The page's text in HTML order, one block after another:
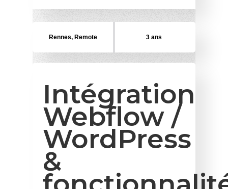
Rennes, Remote 3 ans
Intégration
Webflow /
WordPress
&